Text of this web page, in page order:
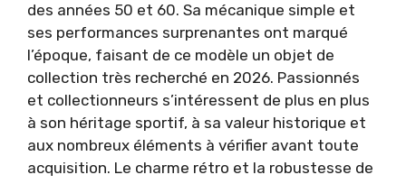
des années 50 et 60. Sa mécanique simple et
ses performances surprenantes ont marqué
l’époque, faisant de ce modèle un objet de
collection très recherché en 2026. Passionnés
et collectionneurs s’intéressent de plus en plus
à son héritage sportif, à sa valeur historique et
aux nombreux éléments à vérifier avant toute
acquisition. Le charme rétro et la robustesse de